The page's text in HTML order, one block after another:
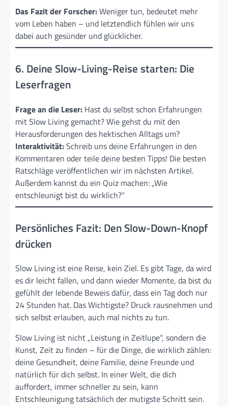
Das Fazit der Forscher:Weniger tun, bedeutet mehr
vom Leben haben – und letztendlich fühlen wir uns
dabei auch gesünder und glücklicher.
6. Deine Slow-Living-Reise starten: Die
Leserfragen
Frage an die Leser: Hast du selbst schon Erfahrungen
mit Slow Living gemacht? Wie gehst du mit den
Herausforderungen des hektischen Alltags um?
Interaktivität:Schreib uns deine Erfahrungen in den
Kommentaren oder teile deine besten Tipps! Die besten
Ratschläge veröffentlichen wir im nächsten Artikel.
Außerdem kannst du ein Quiz machen: „Wie
entschleunigt bist du wirklich?“
Persönliches Fazit: Den Slow-Down-Knopf
drücken
Slow Living ist eine Reise, kein Ziel. Es gibt Tage, da wird
es dir leicht fallen, und dann wieder Momente, da bist du
gefühlt der lebende Beweis dafür, dass ein Tag doch nur
24 Stunden hat. Das Wichtigste? Druck rausnehmen und
sich selbst erlauben, auch mal nichts zu tun.
Slow Living ist nicht „Leistung in Zeitlupe“, sondern die
Kunst, Zeit zu finden – für die Dinge, die wirklich zählen:
deine Gesundheit, deine Familie, deine Freunde und
natürlich für dich selbst. In einer Welt, die dich
auffordert, immer schneller zu sein, kann
Entschleunigung tatsächlich der mutigste Schritt sein.